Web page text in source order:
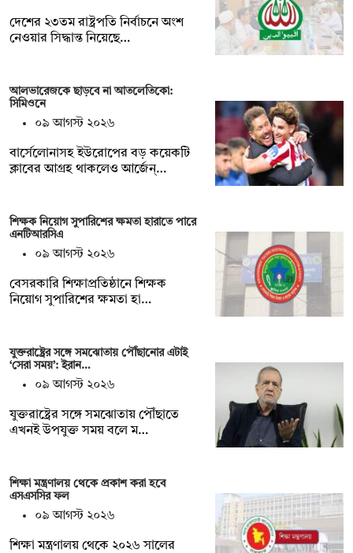
দেশের ২৩তম রাষ্ট্রপতি নির্বাচনে অংশ
নেওয়ার সিদ্ধান্ত নিয়েছে…
আলভারেজকে ছাড়বে না আতলেতিকো:
সিমিওনে
০৯ আগস্ট ২০২৬
বার্সেলোনাসহ ইউরোপের বড় কয়েকটি
ক্লাবের আগ্রহ থাকলেও আর্জেন্…
শিক্ষক নিয়োগ সুপারিশের ক্ষমতা হারাতে পারে
এনটিআরসিএ
০৯ আগস্ট ২০২৬
বেসরকারি শিক্ষাপ্রতিষ্ঠানে শিক্ষক
নিয়োগ সুপারিশের ক্ষমতা হা…
যুক্তরাষ্ট্রের সঙ্গে সমঝোতায় পৌঁছানোর এটাই
‘সেরা সময়’: ইরান…
০৯ আগস্ট ২০২৬
যুক্তরাষ্ট্রের সঙ্গে সমঝোতায় পৌঁছাতে
এখনই উপযুক্ত সময় বলে ম…
শিক্ষা মন্ত্রণালয় থেকে প্রকাশ করা হবে
এসএসসির ফল
০৯ আগস্ট ২০২৬
শিক্ষা মন্ত্রণালয় থেকে ২০২৬ সালের